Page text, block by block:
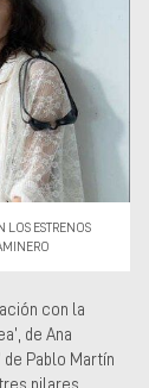
LOS ESTRENOS
con la
de Ana
de Pablo Martín
pilares